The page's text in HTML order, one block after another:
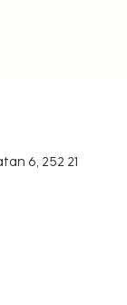
6, 252 21